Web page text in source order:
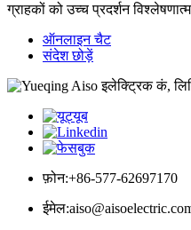
ग्राहकों को उच्च प्रदर्शन
ऑनलाइन चैट
संदेश छोड़ें
फ़ोन:+86-577-62697170
ईमेल: